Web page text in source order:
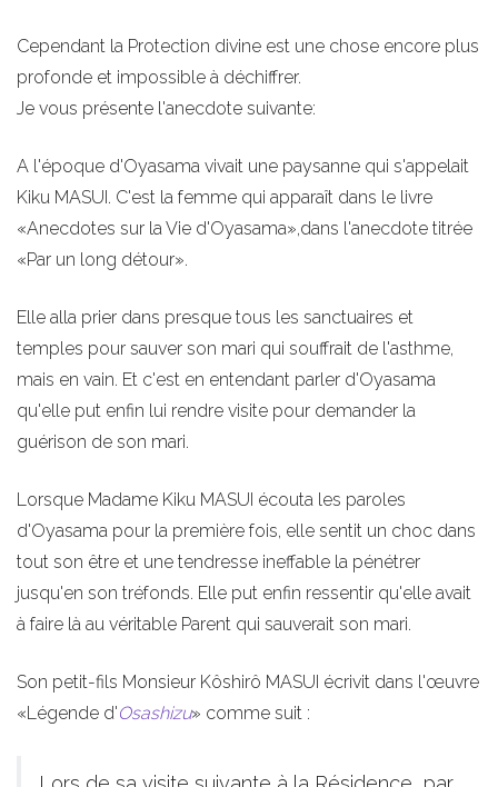
Cependant la Protection divine est une chose encore plus
profonde et impossible à déchiffrer.
Je vous présente l'anecdote suivante:
A l'époque d'Oyasama vivait une paysanne qui s'appelait
Kiku MASUI. C'est la femme qui apparaît dans le livre
«Anecdotes sur la Vie d'Oyasama»,dans l'anecdote titrée
«Par un long détour».
Elle alla prier dans presque tous les sanctuaires et
temples pour sauver son mari qui souffrait de l'asthme,
mais en vain. Et c'est en entendant parler d'Oyasama
qu'elle put enfin lui rendre visite pour demander la
guérison de son mari.
Lorsque Madame Kiku MASUI écouta les paroles
d'Oyasama pour la première fois, elle sentit un choc dans
tout son être et une tendresse ineffable la pénétrer
jusqu'en son tréfonds. Elle put enfin ressentir qu'elle avait
à faire là au véritable Parent qui sauverait son mari.
Son petit-fils Monsieur Kôshirô MASUI écrivit dans l'œuvre
«Légende d'Osashizu» comme suit :